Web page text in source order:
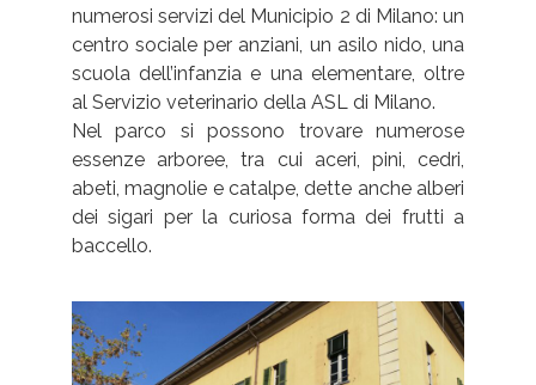
numerosi servizi del Municipio 2 di Milano: un
centro sociale per anziani, un asilo nido, una
scuola dell’infanzia e una elementare, oltre
al Servizio veterinario della ASL di Milano.
Nel parco si possono trovare numerose
essenze arboree, tra cui aceri, pini, cedri,
abeti, magnolie e catalpe, dette anche alberi
dei sigari per la curiosa forma dei frutti a
baccello.